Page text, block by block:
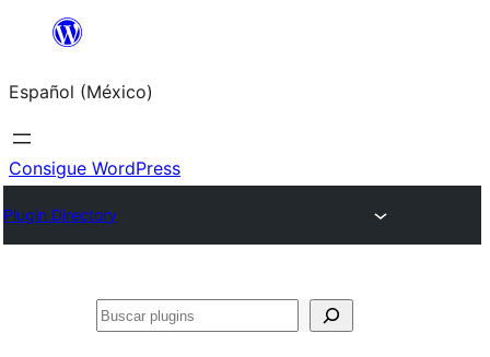
Saltar
contenido
Español (México)
Consigue WordPress
Plugin Directory
Buscar